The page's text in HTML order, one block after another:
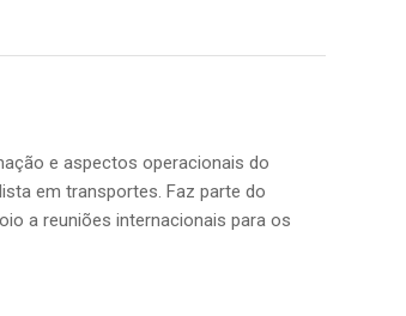
e aspectos operacionais do
em transportes. Faz parte do
a reuniões internacionais para os